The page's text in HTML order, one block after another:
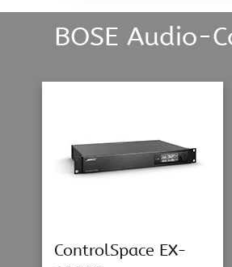
BOSE Audio-
ControlSpace EX-